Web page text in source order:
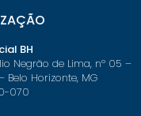
BH
Negrão de Lima, nº 05 –
Belo Horizonte, MG
070